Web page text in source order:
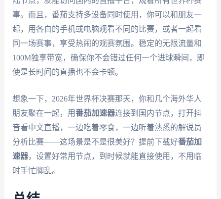
事。而且，番茄支持多设备同时使用，你可以和朋友一
起，用各自的手机或电脑观看不同的比赛，或者一起看
同一场赛事，享受热闹的观赛氛围。稳定的无限流量和
100M独享带宽，确保你不会错过任何一个进球瞬间，即
使是长时间的直播也不会卡顿。
想象一下，2026年世界杯决赛那天，你和几个海外华人
朋友聚在一起，用番茄加速器连接到国内节点，打开抖
音看中文直播，一边吃着零食，一边听着熟悉的解说员
分析比赛——这场景是不是很美好？提前下载好番茄加
速器，设置好常用节点，到时候就能直接使用，不用临
时手忙脚乱。